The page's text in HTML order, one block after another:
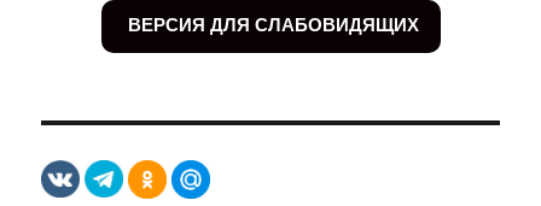
ВЕРСИЯ ДЛЯ СЛАБОВИДЯЩИХ